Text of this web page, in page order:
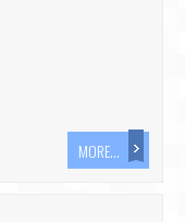
MORE...